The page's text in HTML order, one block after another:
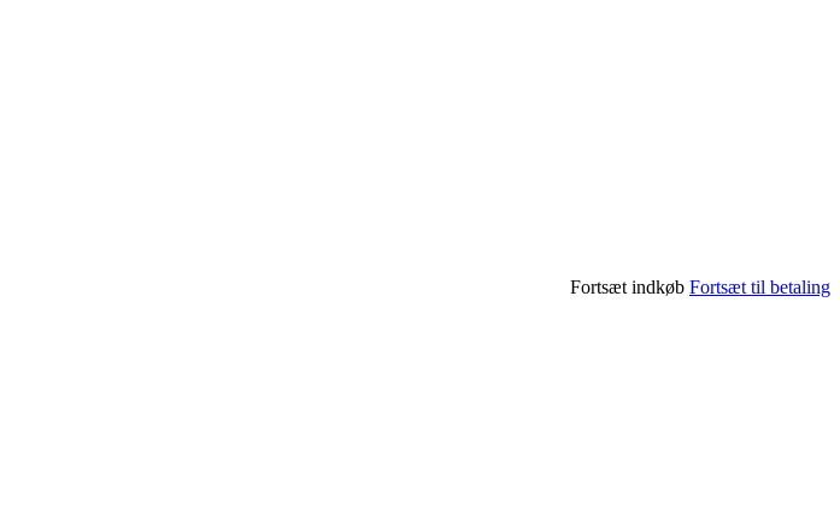
Fortsæt indkøb Fortsæt til betaling